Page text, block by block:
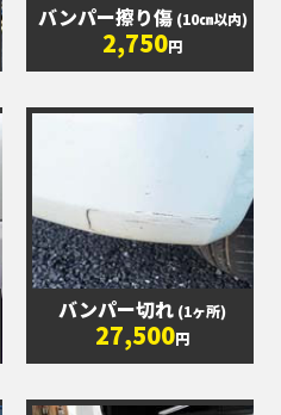
バンパー擦り傷 (10㎝以内)
2,750円
バンパー切れ (1ヶ所)
27,500円